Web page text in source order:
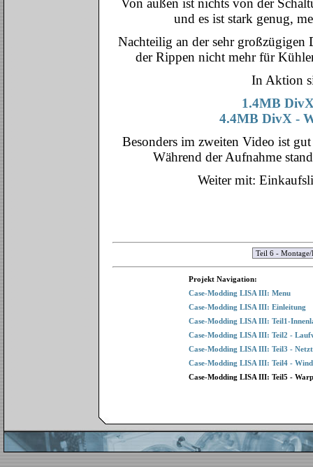
Von außen ist nichts von der
und es ist stark genug,
Nachteilig an der sehr großzügigen
der Rippen nicht mehr für
In Aktion
1.4MB
4.4MB DivX -
Besonders im zweiten Video ist
Während der Aufnahme
Weiter mit:
Projekt Navigation:
Case-Modding LISA III: Menu
Case-Modding LISA III: Einleitung
Case-Modding LISA III: Teil1-
Case-Modding LISA III: Teil2 -
Case-Modding LISA III: Teil3 -
Case-Modding LISA III: Teil4 -
Case-Modding LISA III: Teil5 -